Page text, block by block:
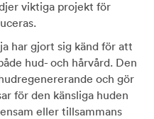
viktiga projekt för
har gjort sig känd för att
hud- och hårvård. Den
och gör
för den känsliga huden
eller tillsammans